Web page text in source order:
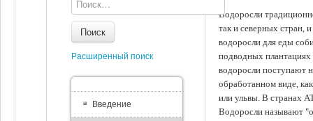
Водоросли
так и северных стран,
водоросли для еды
подводных
водоросли поступают
обработанном виде,
или ульвы. В странах
Водоросли называют
Поиск
Расширенный поиск
Введение